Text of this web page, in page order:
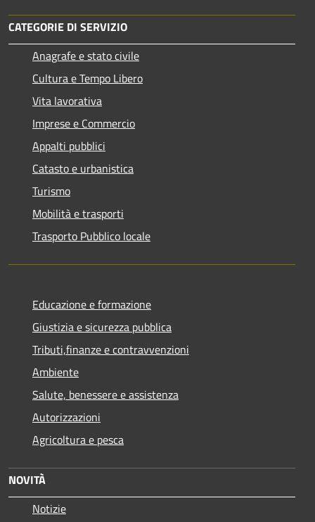
CATEGORIE DI SERVIZIO
Anagrafe e stato civile
Cultura e Tempo Libero
Vita lavorativa
Imprese e Commercio
Appalti pubblici
Catasto e urbanistica
Turismo
Mobilità e trasporti
Trasporto Pubblico locale
Educazione e formazione
Giustizia e sicurezza pubblica
Tributi,finanze e contravvenzioni
Ambiente
Salute, benessere e assistenza
Autorizzazioni
Agricoltura e pesca
NOVITÀ
Notizie